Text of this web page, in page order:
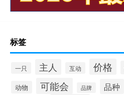
标签
一只 主人 互动 价格
动物 可能会 品牌 品种